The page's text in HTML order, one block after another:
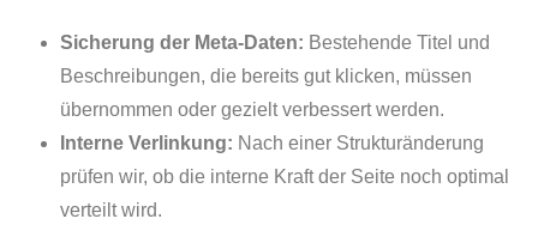
Sicherung der Meta-Daten: Bestehende Titel und
Beschreibungen, die bereits gut klicken, müssen
übernommen oder gezielt verbessert werden.
Interne Verlinkung: Nach einer Strukturänderung
prüfen wir, ob die interne Kraft der Seite noch optimal
verteilt wird.